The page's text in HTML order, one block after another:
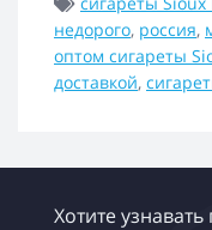
недорого, россия,
оптом сигареты
доставкой,
Хотите